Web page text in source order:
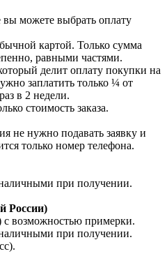
можете выбрать оплату
картой. Только сумма
равными частями.
делит оплату покупки на
заплатить только ¼ от
в 2 недели.
стоимость заказа.
не нужно подавать заявку и
только номер телефона.
при получении.
России)
возможностью примерки.
при получении.